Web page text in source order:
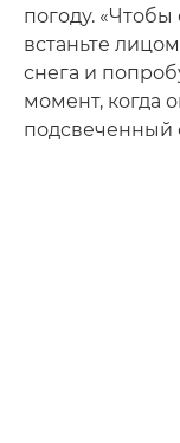
погоду.
встаньте
снега и
момент, когда
подсвеченный